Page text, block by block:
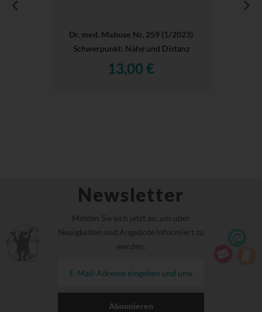
Dr. med. Mabuse Nr. 259 (1/2023)
Schwerpunkt: Nähe und Distanz
13,00 €
Newsletter
Melden Sie sich jetzt an, um über
Neuigkeiten und Angebote informiert zu
werden.
Abonnieren